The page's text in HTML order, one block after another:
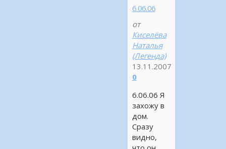
6.06.06
от
Киселёва
Наталья
(Легенда)
13.11.2007
0
6.06.06 Я
захожу в
дом.
Сразу
видно,